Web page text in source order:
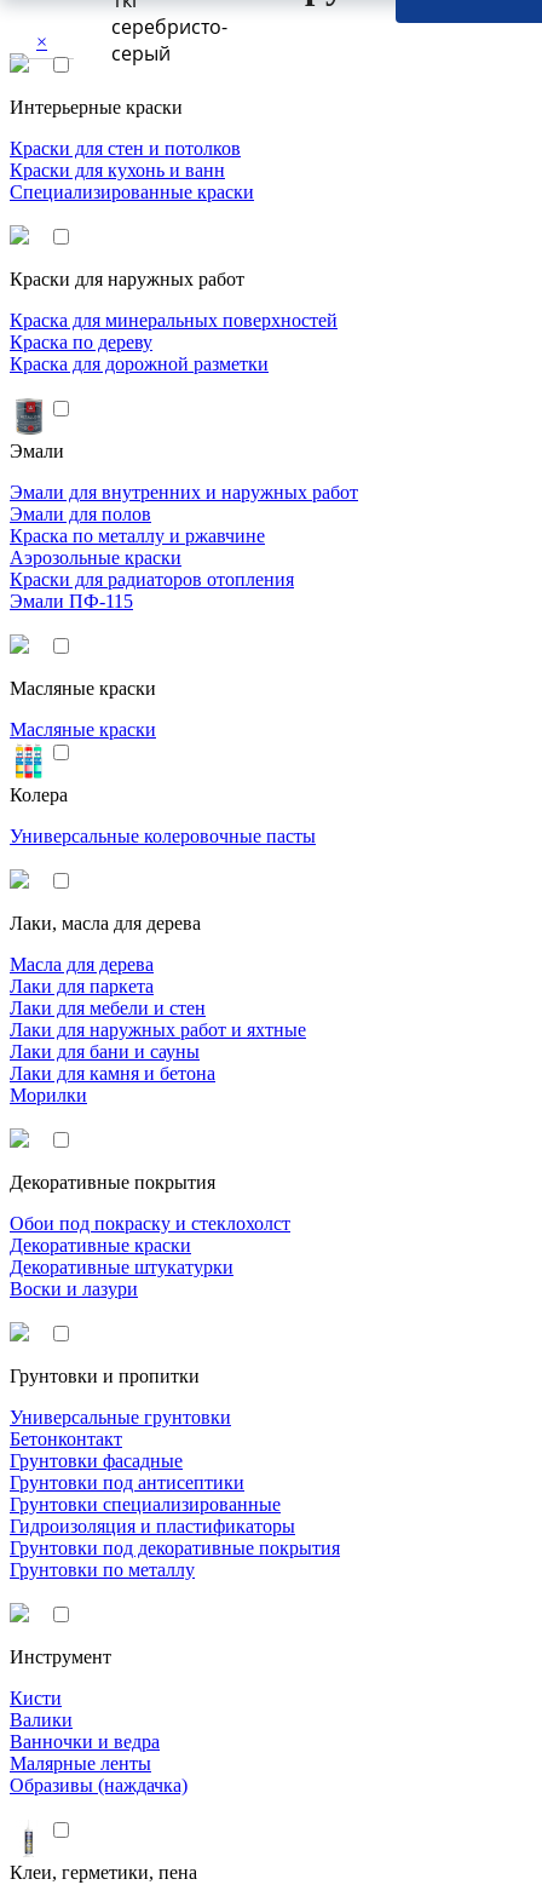
×
Интерьерные краски
Краски для стен и потолков
Краски для кухонь и ванн
Специализированные краски
Краски для наружных работ
Краска для минеральных поверхностей
Краска по дереву
Краска для дорожной разметки
Эмали
Эмали для внутренних и наружных работ
Эмали для полов
Краска по металлу и ржавчине
Аэрозольные краски
Краски для радиаторов отопления
Эмали ПФ-115
Масляные краски
Масляные краски
Колера
Универсальные колеровочные пасты
Лаки, масла для дерева
Масла для дерева
Лаки для паркета
Лаки для мебели и стен
Лаки для наружных работ и яхтные
Лаки для бани и сауны
Лаки для камня и бетона
Морилки
Декоративные покрытия
Обои под покраску и стеклохолст
Декоративные краски
Декоративные штукатурки
Воски и лазури
Грунтовки и пропитки
Универсальные грунтовки
Бетонконтакт
Грунтовки фасадные
Грунтовки под антисептики
Грунтовки специализированные
Гидроизоляция и пластификаторы
Грунтовки под декоративные покрытия
Грунтовки по металлу
Инструмент
Кисти
Валики
Ванночки и ведра
Малярные ленты
Образивы (наждачка)
Клеи, герметики, пена
серебристо-
серый